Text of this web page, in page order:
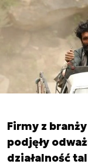
Firmy z
podjęły
działalność